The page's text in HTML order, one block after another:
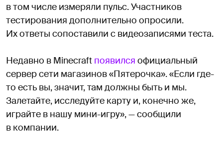
в том числе измеряли пульс. Участников
тестирования дополнительно опросили.
Их ответы сопоставили с видеозаписями теста.
Недавно в Minecraft появился официальный
сервер сети магазинов «Пятерочка». «Если где-
то есть вы, значит, там должны быть и мы.
Залетайте, исследуйте карту и, конечно же,
играйте в нашу мини-игру», — сообщили
в компании.